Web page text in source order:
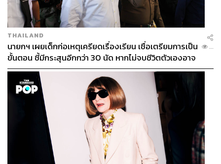
THAILAND
นายกฯ เผยเด็กก่อเหตุเครียดเรื่องเรียน เชื่อเตรียมการเป็น
ขั้นตอน ชี้มีกระสุนอีกกว่า 30 นัด หากไม่จบชีวิตตัวเองอาจ
สูญเสียเพิ่ม
...